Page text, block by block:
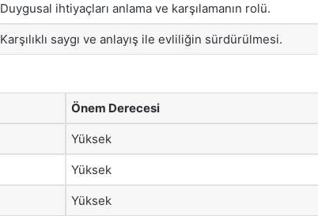
Duygusal ihtiyaçları anlama ve karşılamanın rolü.
Karşılıklı saygı ve anlayış ile evliliğin sürdürülmesi.
Önem Derecesi
Yüksek
Yüksek
Yüksek